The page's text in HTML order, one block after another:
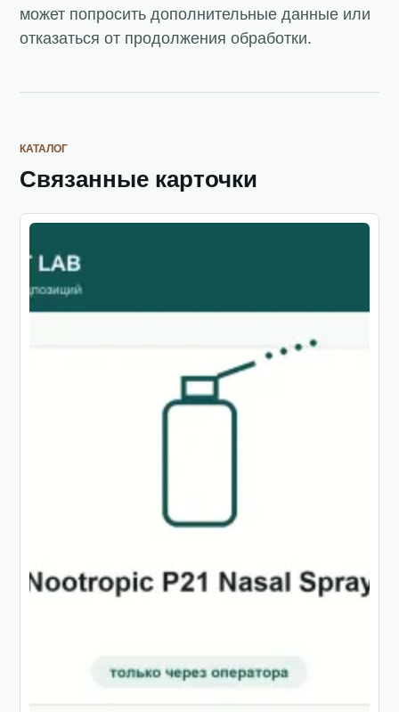
может попросить дополнительные данные или
отказаться от продолжения обработки.
КАТАЛОГ
Связанные карточки